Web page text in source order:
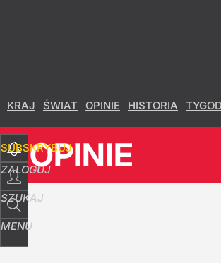
KRAJ ŚWIAT OPINIE HISTORIA
SUBSKRYBUJ
ZALOGUJ
SZUKAJ
MENU
OPINIE